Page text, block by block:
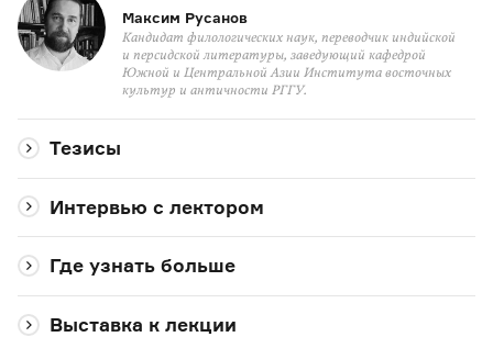
Максим Русанов
Кандидат филологических наук, переводчик индийской
и персидской литературы, заведующий кафедрой
Южной и Центральной Азии Института восточных
культур и античности РГГУ.
Тезисы
Интервью с лектором
Где узнать больше
Выставка к лекции